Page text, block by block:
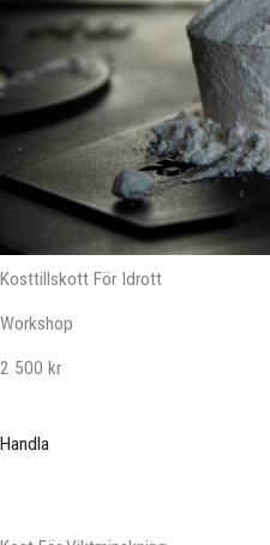
Kosttillskott För Idrott
Workshop
2 500 kr
Handla